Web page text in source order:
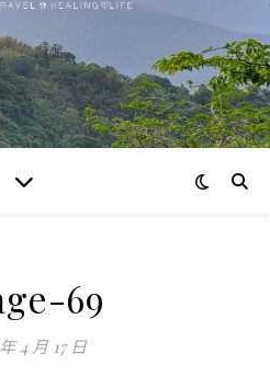
69
4 月 17 日